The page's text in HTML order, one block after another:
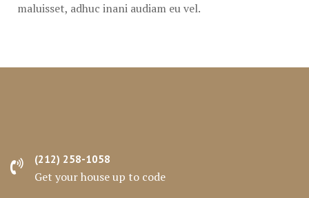
maluisset, adhuc inani audiam eu vel.
(212) 258-1058
Get your house up to code